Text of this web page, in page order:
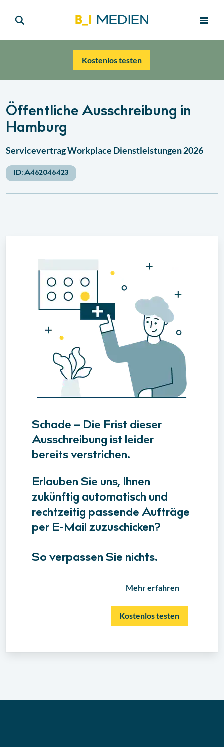
Kostenlos testen
Öffentliche Ausschreibung in
Hamburg
Servicevertrag Workplace Dienstleistungen 2026
ID:A462046423
Schade – Die Frist dieser
Ausschreibung ist leider
bereits verstrichen.
Erlauben Sie uns, Ihnen
zukünftig automatisch und
rechtzeitig passende Aufträge
per E-Mail zuzuschicken?
So verpassen Sie nichts.
Mehr erfahren
Kostenlos testen